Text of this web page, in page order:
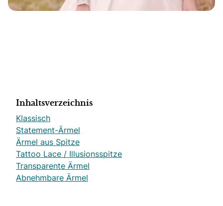
Inhaltsverzeichnis
Klassisch
Statement-Ärmel
Ärmel aus Spitze
Tattoo Lace / Illusionsspitze
Transparente Ärmel
Abnehmbare Ärmel